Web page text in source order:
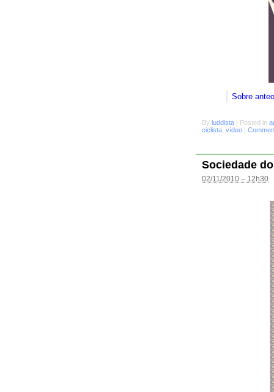
Sobre
By luddista Posted in
ciclista vídeo
Sociedade
02/11/2010 – 12h30